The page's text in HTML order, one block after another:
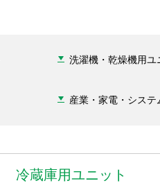
洗濯機・乾燥機用ユ
産業・家電・システ
冷蔵庫用ユニット